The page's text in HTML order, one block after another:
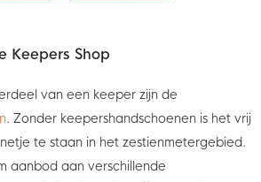
Keepers Shop
van een keeper zijn de
. Zonder keepershandschoenen is het vrij
te staan in het zestienmetergebied.
aanbod aan verschillende